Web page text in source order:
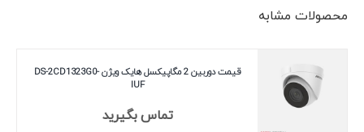
محصولات مشابه
قیمت دوربین 2 مگاپیکسل هایک ویژن DS-2CD1323G0-
IUF
تماس بگیرید